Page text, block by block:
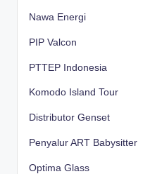
Nawa Energi
PIP Valcon
PTTEP Indonesia
Komodo Island Tour
Distributor Genset
Penyalur ART Babysitter
Optima Glass